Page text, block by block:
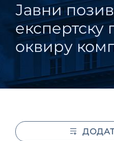
Јавни
експертску
оквиру